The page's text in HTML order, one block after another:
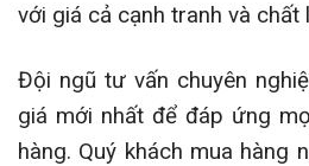
với giá cả cạnh tranh và chất
Đội ngũ tư vấn chuyên
giá mới nhất để đáp ứng
hàng. Quý khách mua hàng